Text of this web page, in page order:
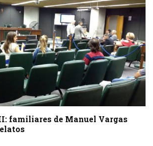
familiares de Manuel Vargas